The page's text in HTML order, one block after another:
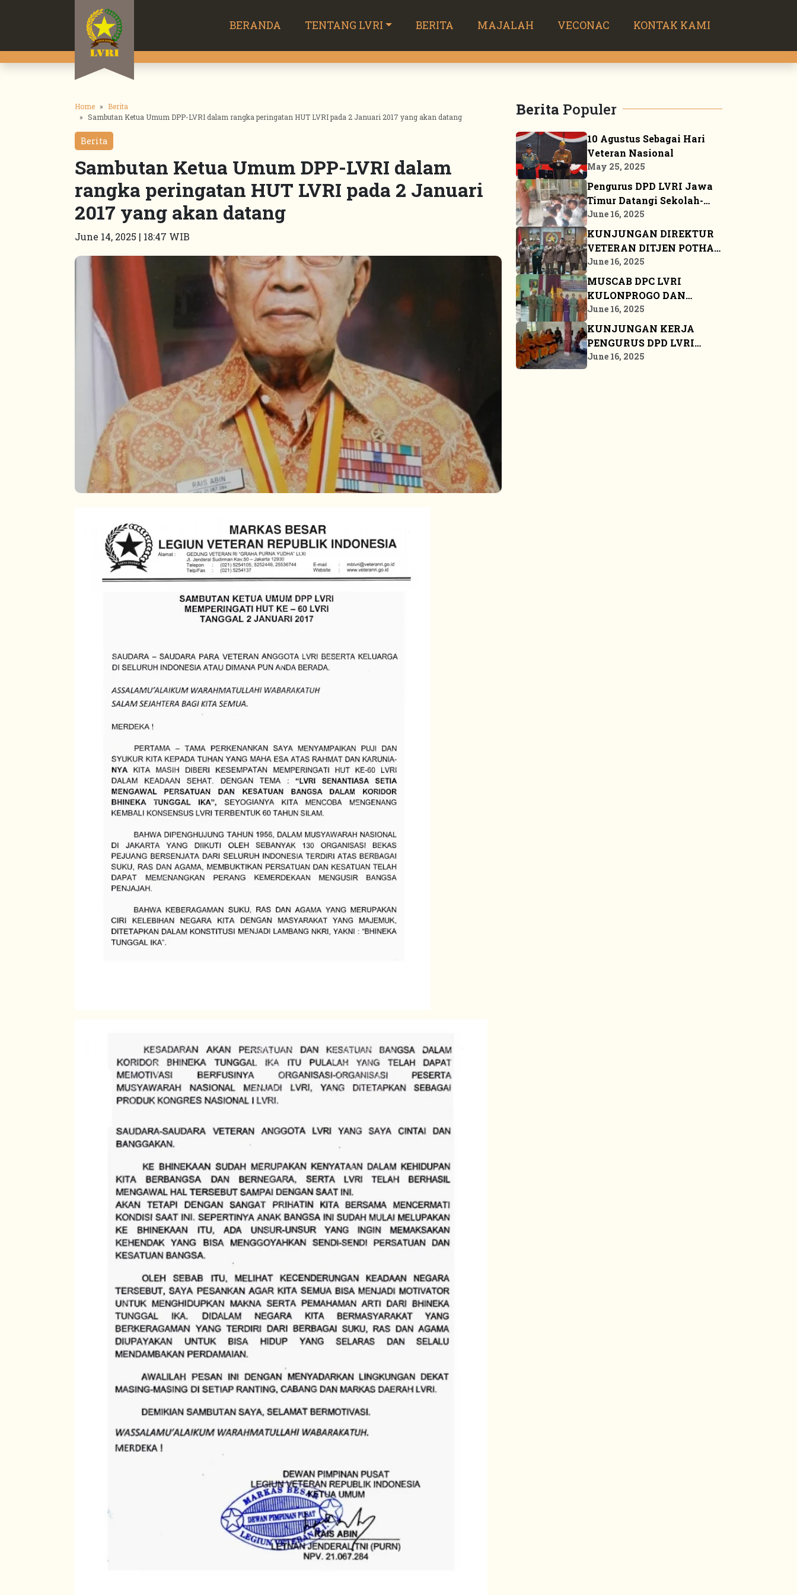
BERANDA TENTANG LVRI BERITA MAJALAH VECONAC KONTAK KAMI
Home
Berita
Sambutan Ketua Umum DPP-LVRI dalam rangka peringatan HUT LVRI pada 2 Januari 2017 yang akan datang
Berita
Sambutan Ketua Umum DPP-LVRI dalam
rangka peringatan HUT LVRI pada 2 Januari
2017 yang akan datang
June 14, 2025 | 18:47 WIB
Berita Populer
10 Agustus Sebagai Hari
Veteran Nasional
May 25, 2025
Pengurus DPD LVRI Jawa
Timur Datangi Sekolah-
sekolah Sosialisasikan
JSN ’45
June 16, 2025
KUNJUNGAN DIREKTUR
VETERAN DITJEN POTHAN
KE MARKAS BESAR DPP
LVRI
June 16, 2025
MUSCAB DPC LVRI
KULONPROGO DAN
BANGKALAN
June 16, 2025
KUNJUNGAN KERJA
PENGURUS DPD LVRI
PROPINSI KEPULAUAN
June 16, 2025